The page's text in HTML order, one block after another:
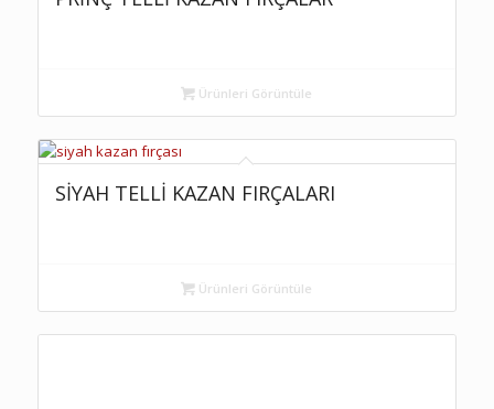
Ürünleri Görüntüle
SİYAH TELLİ KAZAN FIRÇALARI
Ürünleri Görüntüle